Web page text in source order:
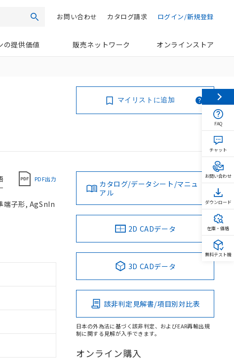
検索 ログイン/新規登録
カタログ請求
お問い合わせ
の提供価値 販売ネットワーク オンラインストア
マイリストに追加
PDF出力
端子形, AgSnIn
カタログ/データシート/マニュ
アル
2D CADデータ
3D CADデータ
該非判定見解書/項目別対比表
日本の外為法に基づく該非判定、およびEAR再輸出規
制に関する見解が入手できます。
オンライン購入
FAQ
チャット
お問い合わせ
ダウンロード
在庫・価格
無料テスト機